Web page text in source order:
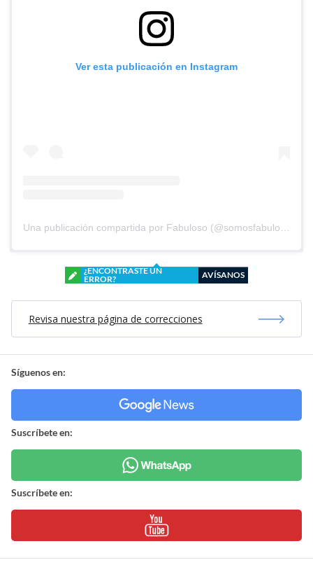
Ver esta publicación en Instagram
Una publicación compartida por Fabuloso (@somosfabuloso)
¿ENCONTRASTE UN
ERROR?
AVÍSANOS
Revisa nuestra página de correcciones
Síguenos en:
Suscríbete en:
Suscríbete en: